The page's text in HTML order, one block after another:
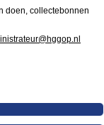
doen, collectebonnen